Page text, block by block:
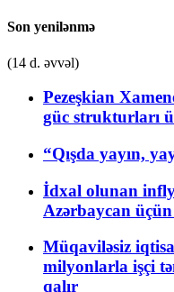
Son yenilənmə
(14 d. əvvəl)
Pezeşkian
güc strukturları
“Qışda yayın,
İdxal olunan
Azərbaycan
Müqaviləsiz
milyonlarla işçi
qalır